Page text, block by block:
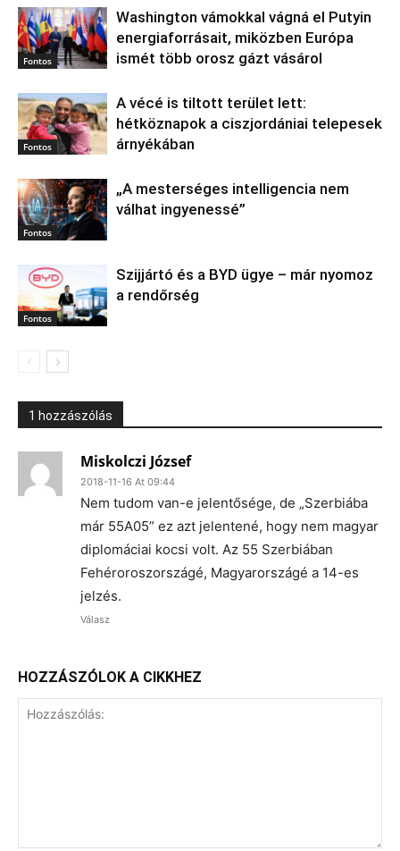
Fontos
Washington vámokkal vágná el Putyin
energiaforrásait, miközben Európa
ismét több orosz gázt vásárol
Fontos
A vécé is tiltott terület lett:
hétköznapok a ciszjordániai telepesek
árnyékában
Fontos
„A mesterséges intelligencia nem
válhat ingyenessé”
Fontos
Szijjártó és a BYD ügye – már nyomoz
a rendőrség
1 hozzászólás
Miskolczi József
2018-11-16 At 09:44
Nem tudom van-e jelentősége, de „Szerbiába
már 55A05” ez azt jelentené, hogy nem magyar
diplomáciai kocsi volt. Az 55 Szerbiában
Fehéroroszországé, Magyarországé a 14-es
jelzés.
Válasz
HOZZÁSZÓLOK A CIKKHEZ